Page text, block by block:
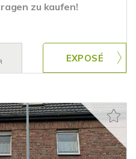
zu kaufen!